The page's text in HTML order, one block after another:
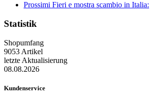
Prossimi Fieri e mostra scambio in Italia:
Statistik
Shopumfang
9053 Artikel
letzte Aktualisierung
08.08.2026
Kundenservice